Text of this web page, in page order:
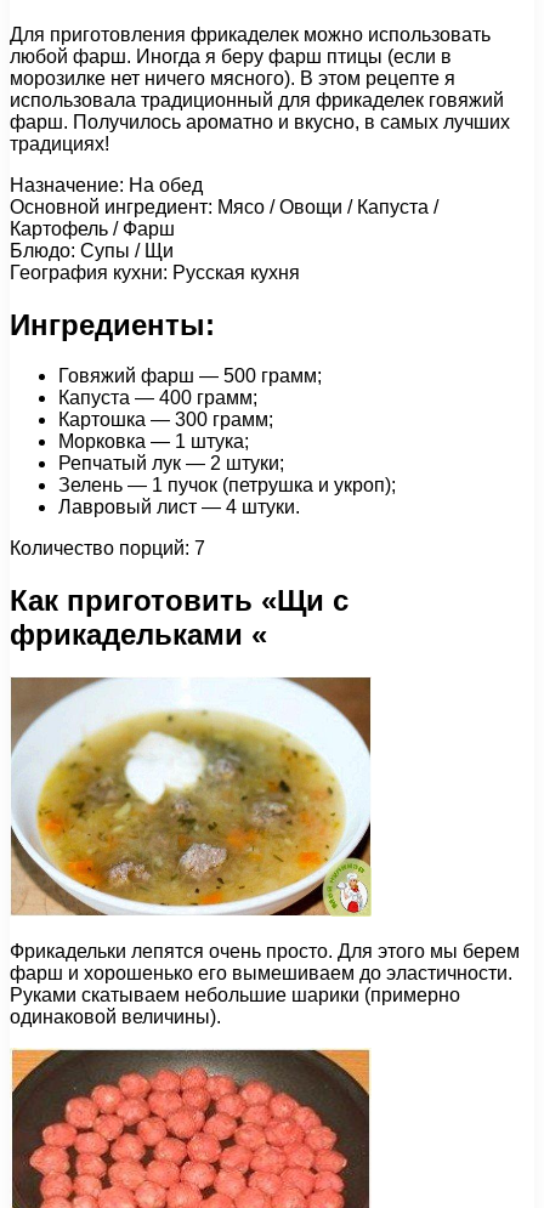
Для приготовления фрикаделек можно использовать
любой фарш. Иногда я беру фарш птицы (если в
морозилке нет ничего мясного). В этом рецепте я
использовала традиционный для фрикаделек говяжий
фарш. Получилось ароматно и вкусно, в самых лучших
традициях!
Назначение: На обед
Основной ингредиент: Мясо / Овощи / Капуста /
Картофель / Фарш
Блюдо: Супы / Щи
География кухни: Русская кухня
Ингредиенты:
Говяжий фарш — 500 грамм;
Капуста — 400 грамм;
Картошка — 300 грамм;
Морковка — 1 штука;
Репчатый лук — 2 штуки;
Зелень — 1 пучок (петрушка и укроп);
Лавровый лист — 4 штуки.
Количество порций: 7
Как приготовить «Щи с
фрикадельками «
Фрикадельки лепятся очень просто. Для этого мы берем
фарш и хорошенько его вымешиваем до эластичности.
Руками скатываем небольшие шарики (примерно
одинаковой величины).